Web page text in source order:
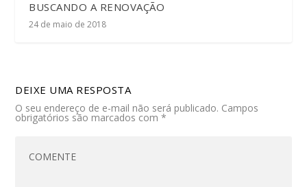
BUSCANDO A RENOVAÇÃO
24 de maio de 2018
DEIXE UMA RESPOSTA
O seu endereço de e-mail não será publicado. Campos
obrigatórios são marcados com*